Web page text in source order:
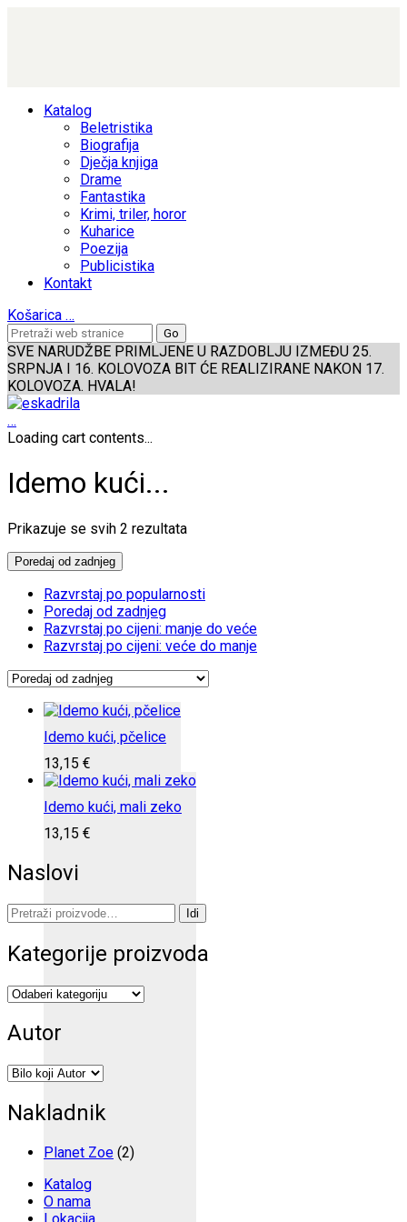
Katalog
Beletristika
Biografija
Dječja knjiga
Drame
Fantastika
Krimi, triler, horor
Kuharice
Poezija
Publicistika
Kontakt
Košarica …
SVE NARUDŽBE PRIMLJENE U RAZDOBLJU IZMEĐU 25.
SRPNJA I 16. KOLOVOZA BIT ĆE REALIZIRANE NAKON 17.
KOLOVOZA. HVALA!
…
Loading cart contents...
Idemo kući...
Prikazuje se svih 2 rezultataPoredano
Poredaj od zadnjeg
Razvrstaj po popularnosti
Poredaj od zadnjeg
Razvrstaj po cijeni: manje do veće
Razvrstaj po cijeni: veće do manje
Idemo kući, pčelice
13,15 €
Idemo kući, mali zeko
13,15 €
Naslovi
Pretraži: Idi
Kategorije proizvoda
Autor
Nakladnik
Planet Zoe (2)
Katalog
O nama